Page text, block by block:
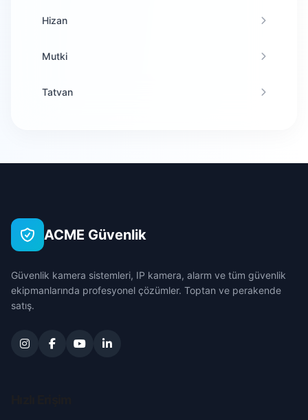
Hizan
Mutki
Tatvan
ACME Güvenlik
Güvenlik kamera sistemleri, IP kamera, alarm ve tüm güvenlik
ekipmanlarında profesyonel çözümler. Toptan ve perakende
satış.